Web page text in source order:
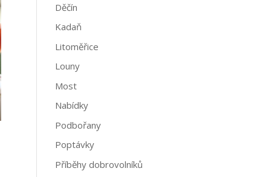
Děčín
Kadaň
Litoměřice
Louny
Most
Nabídky
Podbořany
Poptávky
Příběhy dobrovolníků